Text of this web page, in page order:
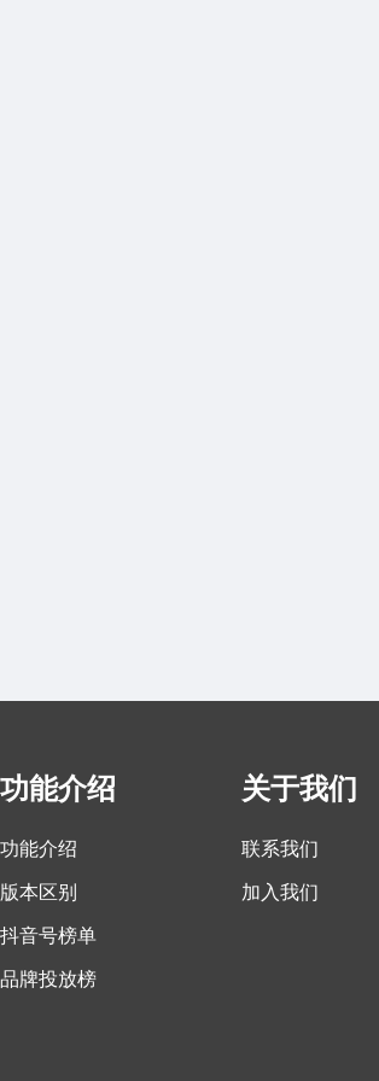
功能介绍
功能介绍
版本区别
抖音号榜单
品牌投放榜
关于我们
联系我们
加入我们